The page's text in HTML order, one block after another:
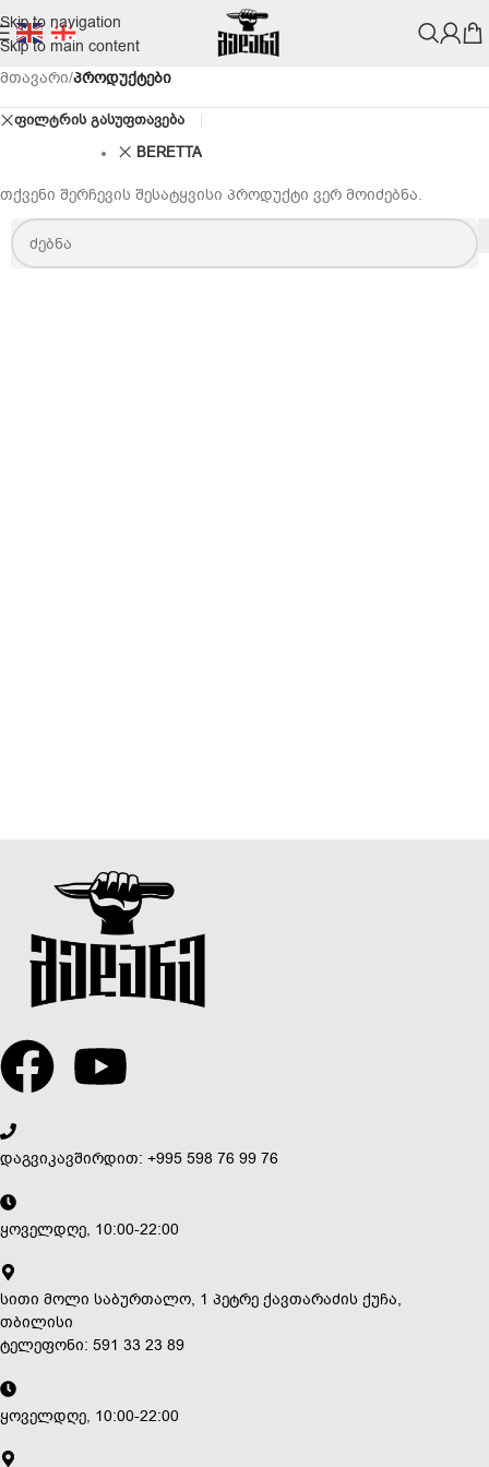
Skip to navigation
Skip to main content
მთავარი/პროდუქტები
ფილტრის გასუფთავება
BERETTA
თქვენი შერჩევის შესატყვისი პროდუქტი ვერ მოიძებნა.
დაგვიკავშირდით: +995 598 76 99 76
ყოველდღე, 10:00-22:00
სითი მოლი საბურთალო, 1 პეტრე ქავთარაძის ქუჩა,
თბილისი
ტელეფონი: 591 33 23 89
ყოველდღე, 10:00-22:00